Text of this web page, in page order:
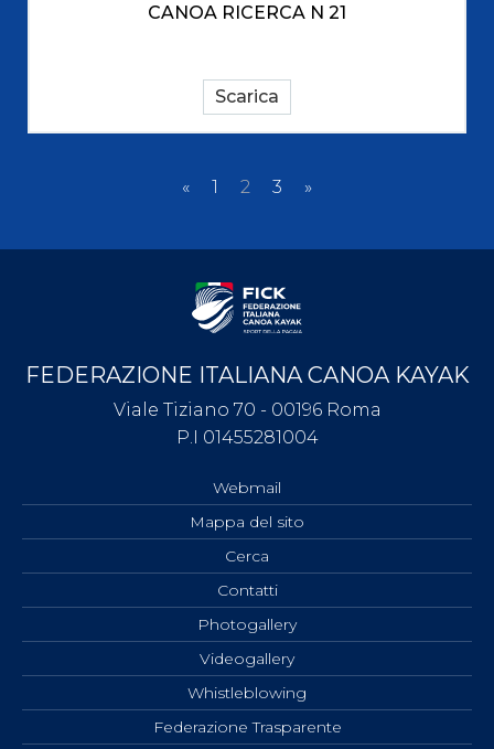
CANOA RICERCA N 21
Scarica
« 1 2 3 »
FEDERAZIONE ITALIANA CANOA KAYAK
Viale Tiziano 70 - 00196 Roma
P.I 01455281004
Webmail
Mappa del sito
Cerca
Contatti
Photogallery
Videogallery
Whistleblowing
Federazione Trasparente